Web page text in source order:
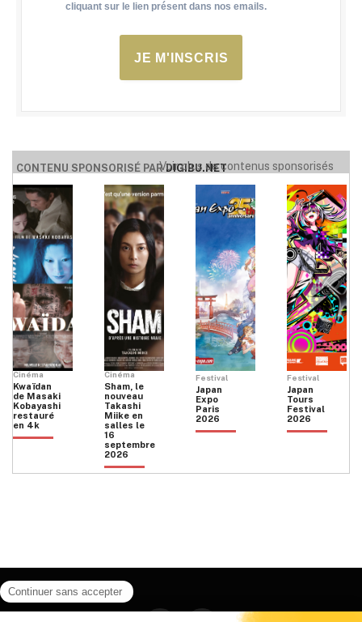
cliquant sur le lien présent dans nos emails.
JE M'INSCRIS
CONTENU SPONSORISÉ PARDIGIBU.NET
Voir plus de contenus sponsorisés
Cinéma
Kwaïdan
de Masaki
Kobayashi
restauré
en 4k
Cinéma
Sham, le
nouveau
Takashi
Miike en
salles le
16
septembre
2026
Festival
Japan
Expo
Paris
2026
Festival
Japan
Tours
Festival
2026